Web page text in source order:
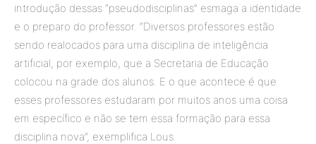
introdução dessas “pseudodisciplinas” esmaga a identidade
e o preparo do professor. “Diversos professores estão
sendo realocados para uma disciplina de inteligência
artificial, por exemplo, que a Secretaria de Educação
colocou na grade dos alunos. E o que acontece é que
esses professores estudaram por muitos anos uma coisa
em específico e não se tem essa formação para essa
disciplina nova”, exemplifica Lous.